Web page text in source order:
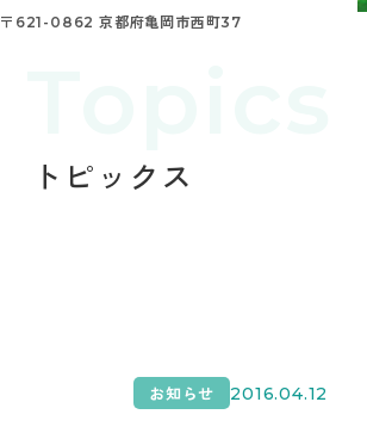
〒621-0862 京都府亀岡市西町37
トピックス
お知らせ 2016.04.12